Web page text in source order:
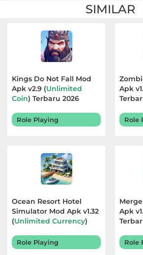
SIMILAR
Kings Do Not Fall Mod
Apk v2.9 (Unlimited
Coin) Terbaru 2026
Role Playing
Apk
Role
Ocean Resort Hotel
Simulator Mod Apk v1.32
(Unlimited Currency)
Role Playing
Apk
Role